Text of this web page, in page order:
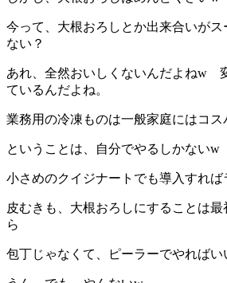
今って、大根おろしとか出来合いが
ない？
あれ、全然おいしくないんだよねw
ているんだよね。
業務用の冷凍ものは一般家庭にはコス
ということは、自分でやるしかないw
小さめのクイジナートでも導入すれば
皮むきも、大根おろしにすることは
ら
包丁じゃなくて、ピーラーでやればい